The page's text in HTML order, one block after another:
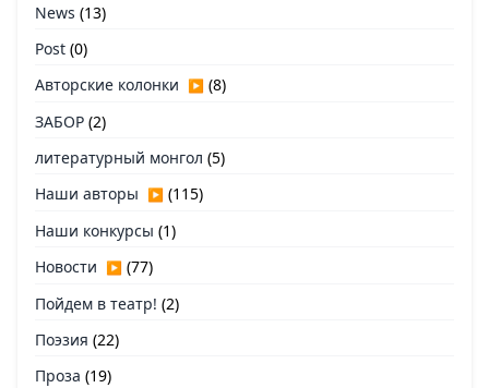
News (13)
Post (0)
Авторские колонки ▶ (8)
ЗАБОР (2)
литературный монгол (5)
Наши авторы ▶ (115)
Наши конкурсы (1)
Новости ▶ (77)
Пойдем в театр! (2)
Поэзия (22)
Проза (19)